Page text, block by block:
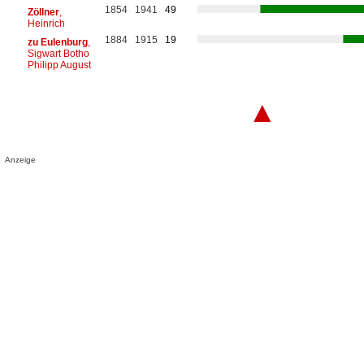
Zöllner,
Heinrich
1854 1941 49
zu Eulenburg,
Sigwart Botho
Philipp August
1884 1915 19
▲
Anzeige